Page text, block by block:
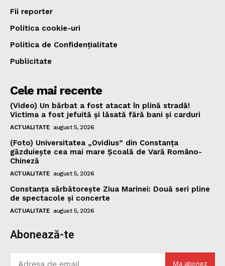
Fii reporter
Politica cookie-uri
Politica de Confidențialitate
Publicitate
Cele mai recente
(Video) Un bărbat a fost atacat în plină stradă!
Victima a fost jefuită și lăsată fără bani și carduri
ACTUALITATE august 5, 2026
(Foto) Universitatea „Ovidius” din Constanța
găzduiește cea mai mare Școală de Vară Româno-
Chineză
ACTUALITATE august 5, 2026
Constanța sărbătorește Ziua Marinei: Două seri pline
de spectacole și concerte
ACTUALITATE august 5, 2026
Abonează-te
Ma abonez